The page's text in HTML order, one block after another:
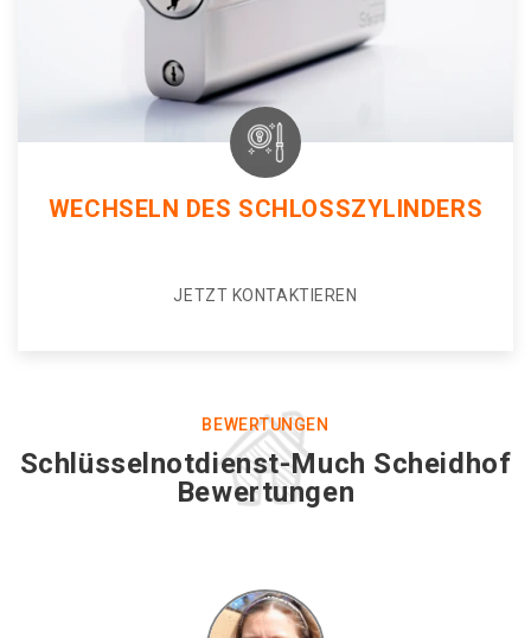
WECHSELN DES SCHLOSSZYLINDERS
JETZT KONTAKTIEREN
BEWERTUNGEN
Schlüsselnotdienst-Much Scheidhof
Bewertungen